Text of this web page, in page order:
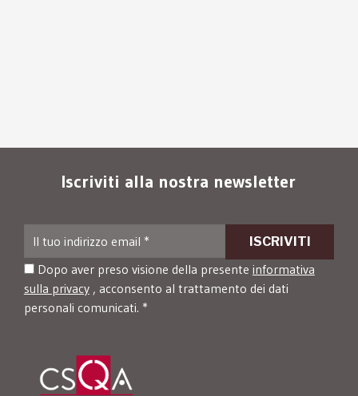
Iscriviti alla nostra newsletter
Dopo aver preso visione della presente informativa
sulla privacy, acconsento al trattamento dei dati
personali comunicati. *